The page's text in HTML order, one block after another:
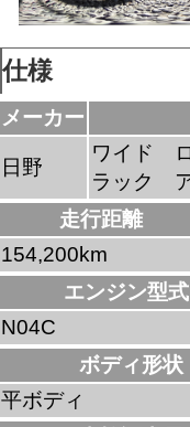
仕様
メーカー
日野
ワイド
ラック
走行距離
154,200km
エンジン型式
N04C
ボディ形状
平ボディ